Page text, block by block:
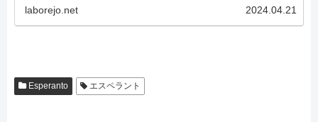
laborejo.net 2024.04.21
Esperanto エスペラント